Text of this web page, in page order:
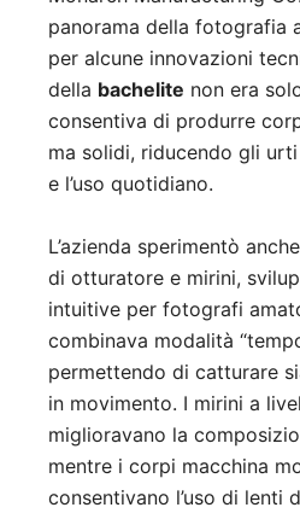
panorama della fotografia
per alcune innovazioni
della bachelite non era
consentiva di produrre
ma solidi, riducendo gli
e l’uso quotidiano.
L’azienda sperimentò
di otturatore e mirini,
intuitive per fotografi
combinava modalità
permettendo di catturare
in movimento. I mirini a
miglioravano la
mentre i corpi macchina
consentivano l’uso di lenti